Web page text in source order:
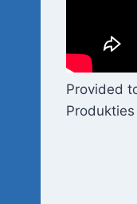
Provided